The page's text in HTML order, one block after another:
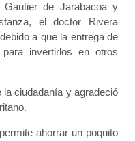
Gautier de Jarabacoa y
el doctor Rivera
a que la entrega de
invertirlos en otros
ciudadanía y agradeció
ahorrar un poquito